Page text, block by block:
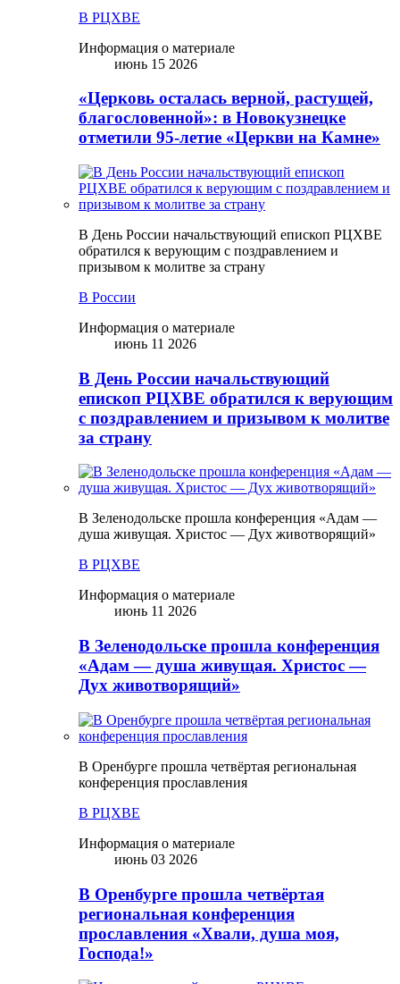
В РЦХВЕ
Информация о материале
июнь 15 2026
«Церковь осталась верной, растущей,
благословенной»: в Новокузнецке
отметили 95-летие «Церкви на Камне»
В День России начальствующий епископ РЦХВЕ
обратился к верующим с поздравлением и
призывом к молитве за страну
В России
Информация о материале
июнь 11 2026
В День России начальствующий
епископ РЦХВЕ обратился к верующим
с поздравлением и призывом к молитве
за страну
В Зеленодольске прошла конференция «Адам —
душа живущая. Христос — Дух животворящий»
В РЦХВЕ
Информация о материале
июнь 11 2026
В Зеленодольске прошла конференция
«Адам — душа живущая. Христос —
Дух животворящий»
В Оренбурге прошла четвёртая региональная
конференция прославления
В РЦХВЕ
Информация о материале
июнь 03 2026
В Оренбурге прошла четвёртая
региональная конференция
прославления «Хвали, душа моя,
Господа!»